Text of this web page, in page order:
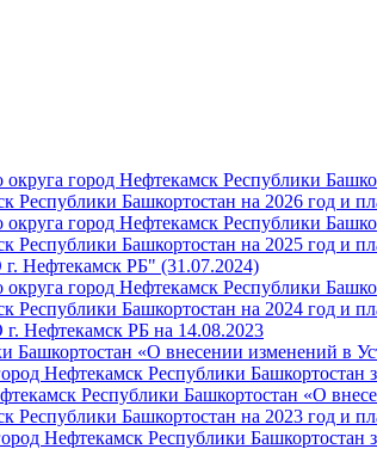
город Нефтекамск Республики
Башкортостан на 2026 год и
город Нефтекамск Республики
Башкортостан на 2025 год и
Нефтекамск РБ" (31.07.2024)
город Нефтекамск Республики
Башкортостан на 2024 год и
Нефтекамск РБ на 14.08.2023
«О внесении изменений в
Нефтекамск Республики Башкортостан
Республики Башкортостан «О
Башкортостан на 2023 год и
Нефтекамск Республики Башкортостан